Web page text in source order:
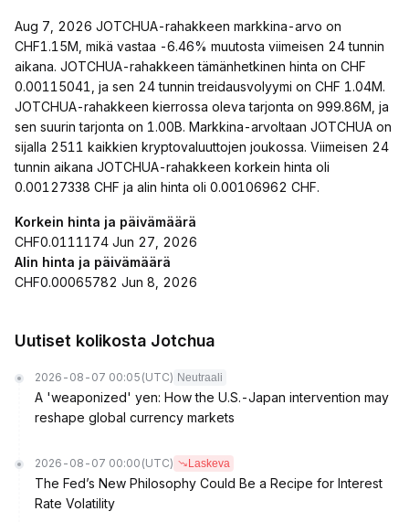
Aug 7, 2026 JOTCHUA-rahakkeen markkina-arvo on
CHF1.15M, mikä vastaa -6.46% muutosta viimeisen 24 tunnin
aikana. JOTCHUA-rahakkeen tämänhetkinen hinta on CHF
0.00115041, ja sen 24 tunnin treidausvolyymi on CHF 1.04M.
JOTCHUA-rahakkeen kierrossa oleva tarjonta on 999.86M, ja
sen suurin tarjonta on 1.00B. Markkina-arvoltaan JOTCHUA on
sijalla 2511 kaikkien kryptovaluuttojen joukossa. Viimeisen 24
tunnin aikana JOTCHUA-rahakkeen korkein hinta oli
0.00127338 CHF ja alin hinta oli 0.00106962 CHF.
Korkein hinta ja päivämäärä
CHF0.0111174 Jun 27, 2026
Alin hinta ja päivämäärä
CHF0.00065782 Jun 8, 2026
Uutiset kolikosta Jotchua
2026-08-07 00:05 (UTC) Neutraali
A 'weaponized' yen: How the U.S.-Japan intervention may
reshape global currency markets
2026-08-07 00:00 (UTC) Laskeva
The Fed’s New Philosophy Could Be a Recipe for Interest
Rate Volatility